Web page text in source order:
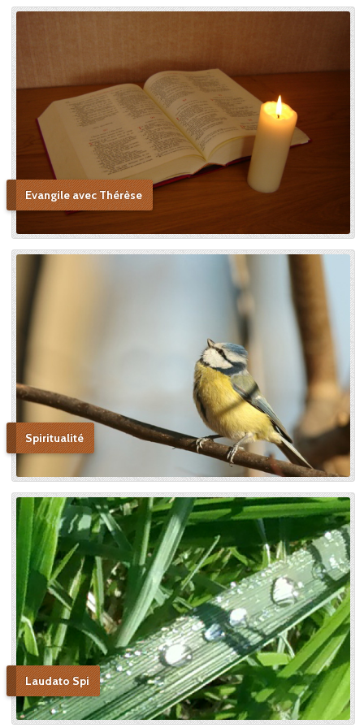
centrale, tant elle la chérissait
Sainte Vierge : « Si je n’ai
point vu le modèle, j’aime à
me persuader que j’ai vu la
copie. » Après sa mort, c’est
Céline qui plaida sa cause en
canonisation en défendant
au procès ecclésiastique sa «
petite voie » si novatrice : « Ce
autels, mais l’instrument dont
le bon Dieu s’était servi pour
montrer aux âmes “la voie de
l’enfance spirituelle” afin qu’il
produise tout l’effet pour
lequel il avait été créé. » En
promulguant le décret sur
l’héroïcité des vertus de
Thérèse, le pape Benoît XV
saluera cette « voie de la
confiance et de l’abandon ».
Bonne lecture pour aller de
découvertes en découvertes.
« Autobiographie de la sœur
et novice de la Petite
Thérèse. Histoire d’un tison
arraché du feu. » Edition du
Carmel. 386 pages. 20 Euros
Evangile avec Thérèse
Spiritualité
Laudato Spi